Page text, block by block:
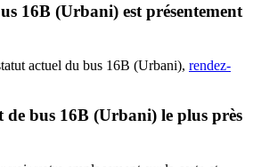
16B (Urbani) est présentement
actuel du bus 16B (Urbani), rendez-
de bus 16B (Urbani) le plus près